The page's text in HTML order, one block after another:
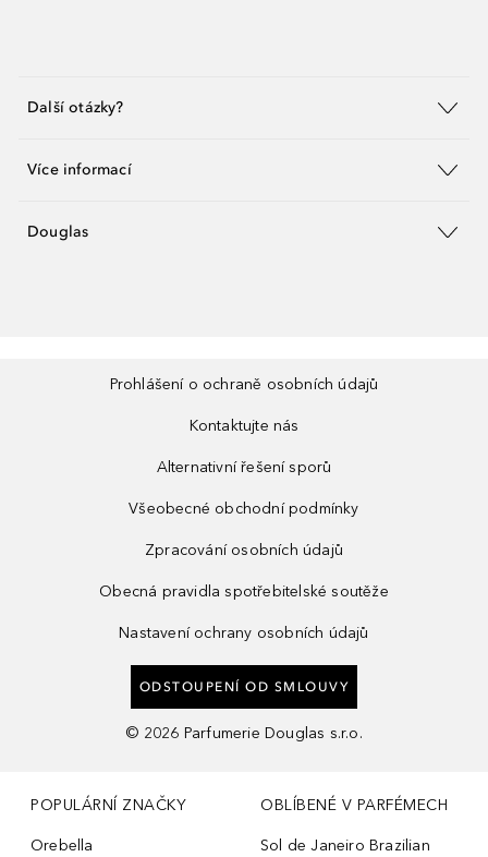
Další otázky?
Více informací
Douglas
Prohlášení o ochraně osobních údajů
Kontaktujte nás
Alternativní řešení sporů
Všeobecné obchodní podmínky
Zpracování osobních údajů
Obecná pravidla spotřebitelské soutěže
Nastavení ochrany osobních údajů
ODSTOUPENÍ OD SMLOUVY
© 2026 Parfumerie Douglas s.r.o.
POPULÁRNÍ ZNAČKY
Orebella
OBLÍBENÉ V PARFÉMECH
Sol de Janeiro Brazilian